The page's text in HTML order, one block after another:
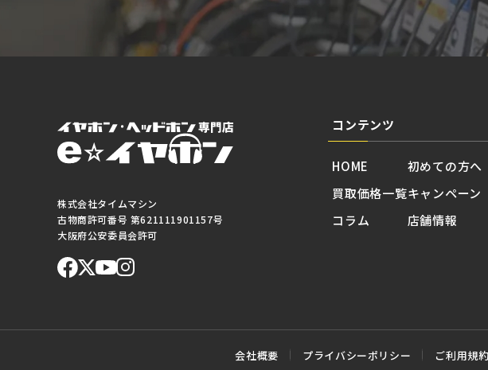
株式会社タイムマシン
古物商許可番号 第621111901157号
大阪府公安委員会許可
コンテンツ
HOME
買取価格一覧
コラム
初めての方へ
キャンペーン
店舗情報
会社概要 プライバシーポリシー ご利用規約